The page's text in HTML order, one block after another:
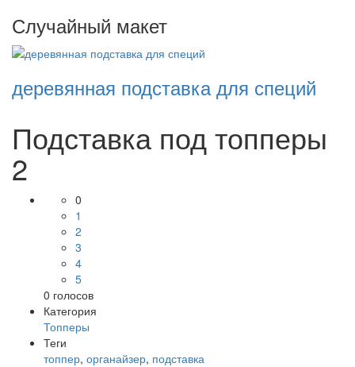
Случайный макет
деревянная подставка для специй
Подставка под топперы
2
0
1
2
3
4
5
0 голосов
Категория
Топперы
Теги
топпер, органайзер, подставка